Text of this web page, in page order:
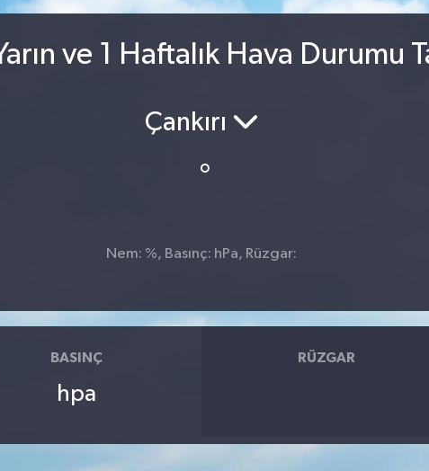
ve 1 Haftalık Hava Durumu
Çankırı
°
Nem: %, Basınç: hPa, Rüzgar:
BASINÇ
hpa
RÜZGAR